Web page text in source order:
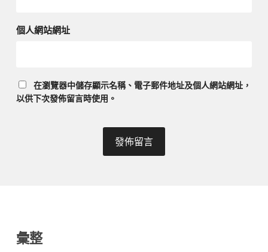
個人網站網址
在瀏覽器中儲存顯示名稱、電子郵件地址及個人網站網址，
以供下次發佈留言時使用。
彙整